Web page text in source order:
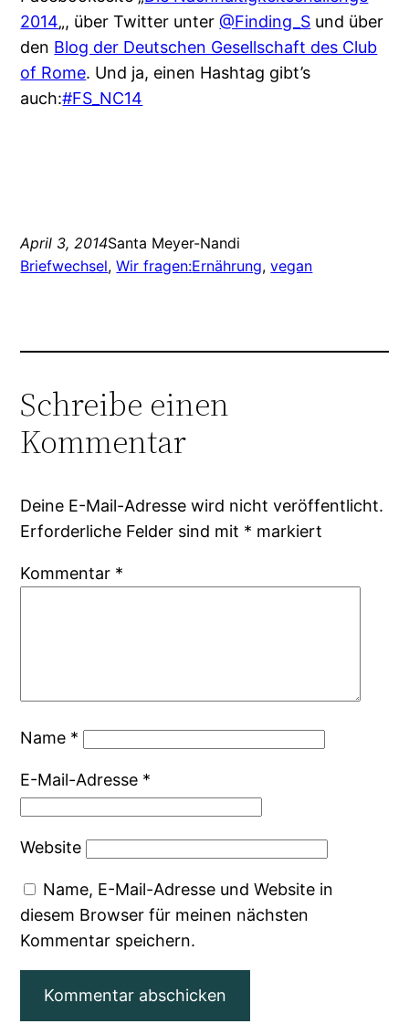
2014„, über Twitter unter@Finding_S und über
den Blog der Deutschen Gesellschaft des Club
of Rome. Und ja, einen Hashtag gibt’s
auch:#FS_NC14
April 3, 2014Santa Meyer-Nandi
Briefwechsel, Wir fragen:Ernährung, vegan
Schreibe einen
Kommentar
Deine E-Mail-Adresse wird nicht veröffentlicht.
Erforderliche Felder sind mit * markiert
Kommentar *
Name *
E-Mail-Adresse *
Website
Name, E-Mail-Adresse und Website in
diesem Browser für meinen nächsten
Kommentar speichern.